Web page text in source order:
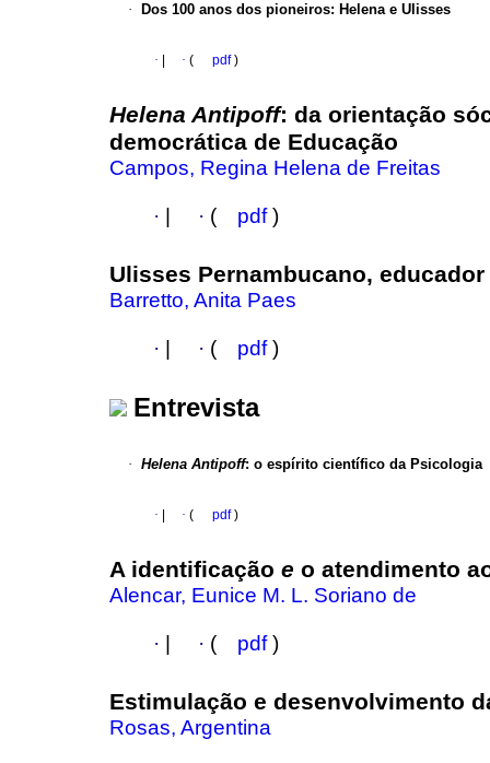
· Dos 100 anos dos pioneiros: Helena e Ulisses
· · ( pdf)
Helena Antipoff: da orientação
democrática de Educação
Campos, Regina Helena de Freitas
· · ( pdf)
Ulisses Pernambucano, educador
Barretto, Anita Paes
· · ( pdf)
Entrevista
· Helena Antipoff: o espírito científico da Psicologia
· · ( pdf)
A identificação e o atendimento
Alencar, Eunice M. L. Soriano de
· · ( pdf)
Estimulação e desenvolvimento
Rosas, Argentina